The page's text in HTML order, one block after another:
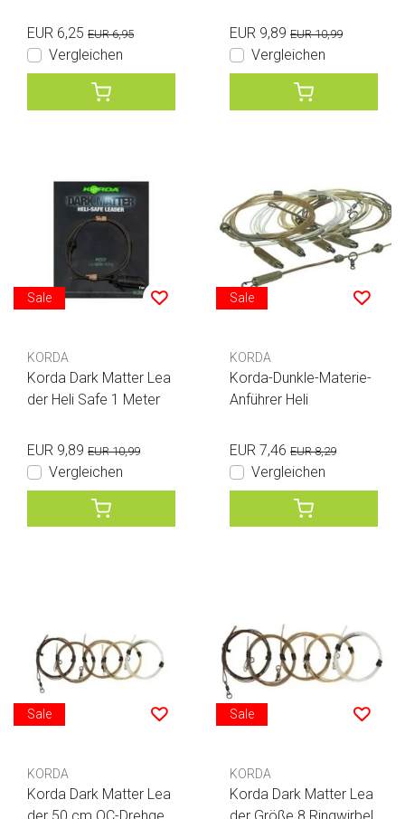
EUR 6,25 EUR 6,95
Vergleichen
EUR 9,89 EUR 10,99
Vergleichen
Sale
KORDA
Korda Dark Matter Lea
der Heli Safe 1 Meter
EUR 9,89 EUR 10,99
Vergleichen
Sale
KORDA
Korda-Dunkle-Materie-
Anführer Heli
EUR 7,46 EUR 8,29
Vergleichen
Sale
KORDA
Korda Dark Matter Lea
Sale
KORDA
Korda Dark Matter Lea